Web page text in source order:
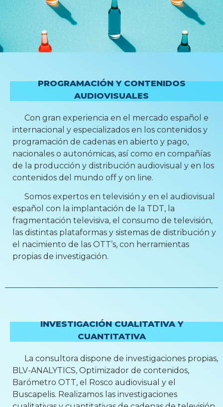
PROGRAMACIÓN Y CONTENIDOS
AUDIOVISUALES
Con gran experiencia en el mercado español e
internacional y especializados en los contenidos y
programación de cadenas en abierto y pago,
nacionales o autonómicas, así como en compañías
de la producción y distribución audiovisual y en los
contenidos del mundo off y on line.
Somos expertos en televisión y en el audiovisual
español con la implantación de la TDT, la
fragmentación televisiva, el consumo de televisión,
las distintas plataformas y sistemas de distribución y
el nacimiento de las OTT’s, con herramientas
propias de investigación.
INVESTIGACIÓN CUALITATIVA Y
CUANTITATIVA
La consultora dispone de investigaciones propias,
BLV-ANALYTICS, Optimizador de contenidos,
Barómetro OTT, el Rosco audiovisual y el
Buscapelis. Realizamos las investigaciones